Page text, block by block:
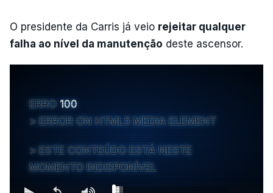
O presidente da Carris já veio rejeitar qualquer
falha ao nível da manutenção deste ascensor.
ERRO 100
ERROR ON HTML5 MEDIA ELEMENT
ESTE CONTEÚDO ESTÁ NESTE
MOMENTO INDISPONÍVEL